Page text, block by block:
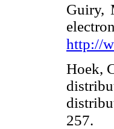
Guiry,
http://
Hoek,
257.